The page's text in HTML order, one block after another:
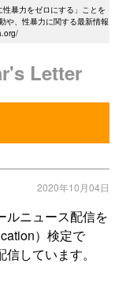
暴力をゼロにする」ことを
や、性暴力に関する最新情報
Letter
2020年10月04日
ニュース配信を
）検定で
しています。